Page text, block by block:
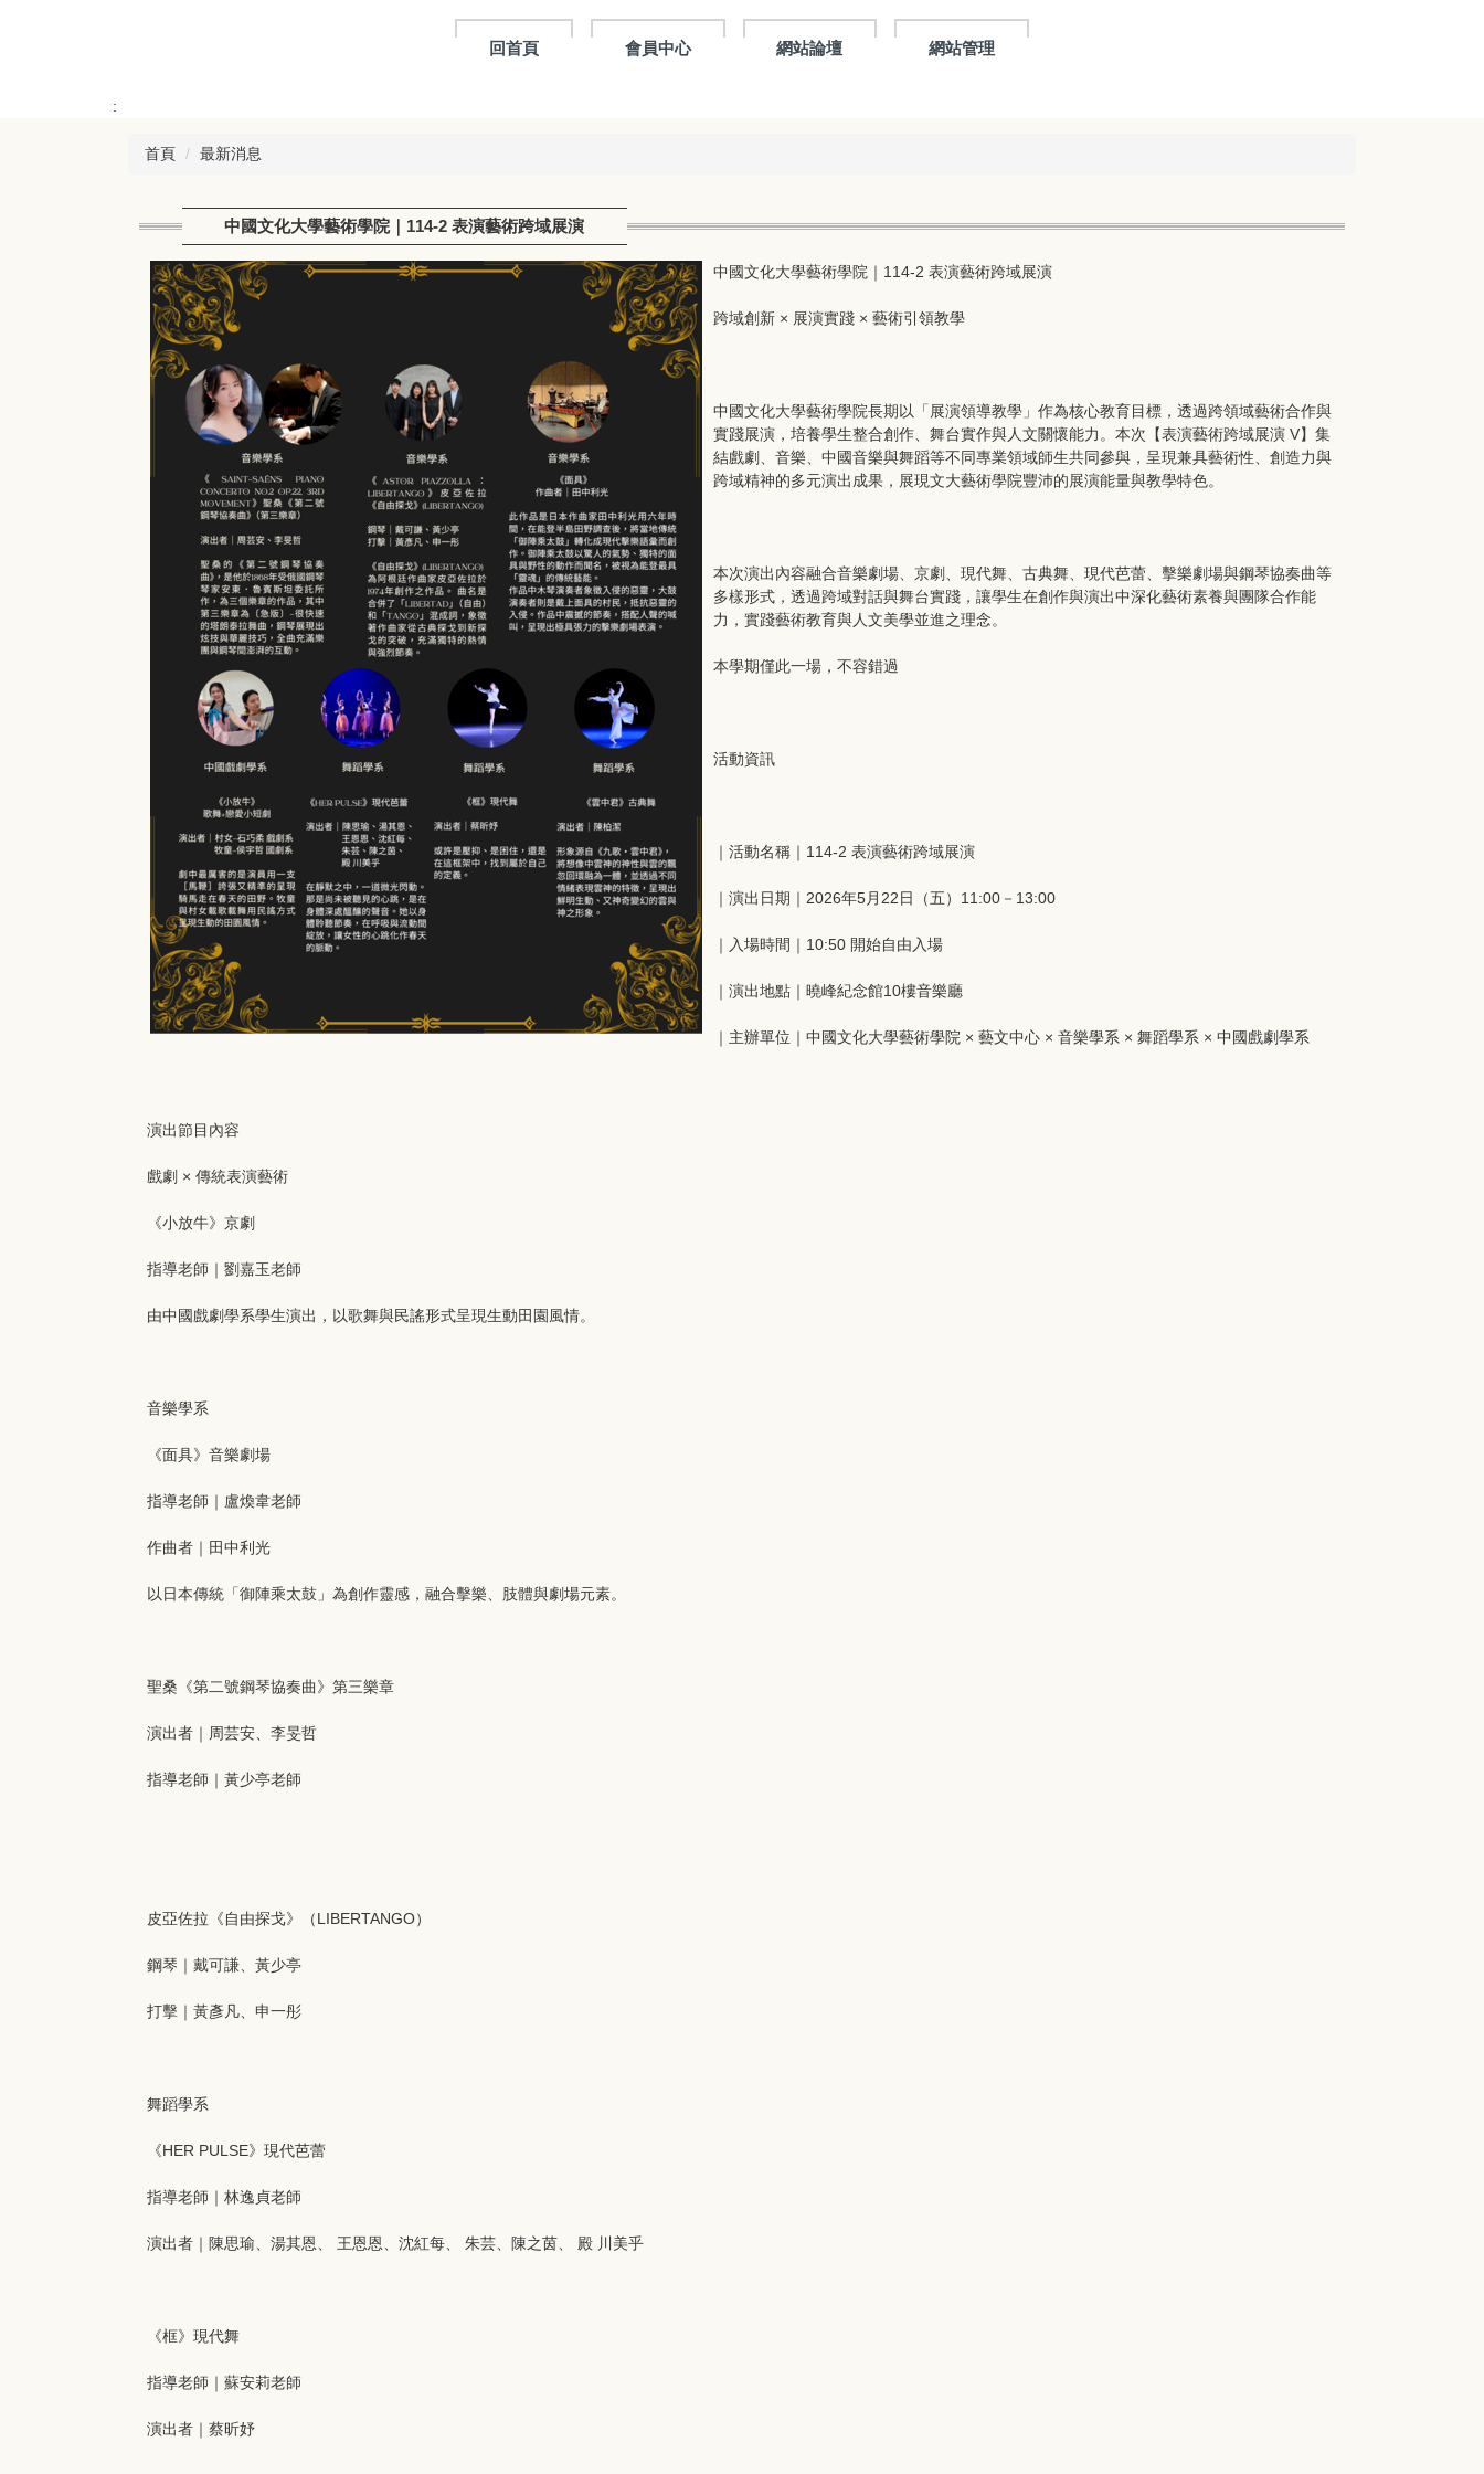
回首頁 會員中心 網站論壇 網站管理
:
首頁 最新消息
中國文化大學藝術學院｜114-2 表演藝術跨域展演
中國文化大學藝術學院｜114-2 表演藝術跨域展演
跨域創新 × 展演實踐 × 藝術引領教學
中國文化大學藝術學院長期以「展演領導教學」作為核心教育目標，透過跨領域藝術合作與
實踐展演，培養學生整合創作、舞台實作與人文關懷能力。本次【表演藝術跨域展演 V】集
結戲劇、音樂、中國音樂與舞蹈等不同專業領域師生共同參與，呈現兼具藝術性、創造力與
跨域精神的多元演出成果，展現文大藝術學院豐沛的展演能量與教學特色。
本次演出內容融合音樂劇場、京劇、現代舞、古典舞、現代芭蕾、擊樂劇場與鋼琴協奏曲等
多樣形式，透過跨域對話與舞台實踐，讓學生在創作與演出中深化藝術素養與團隊合作能
力，實踐藝術教育與人文美學並進之理念。
本學期僅此一場，不容錯過
活動資訊
｜活動名稱｜114-2 表演藝術跨域展演
｜演出日期｜2026年5月22日（五）11:00－13:00
｜入場時間｜10:50 開始自由入場
｜演出地點｜曉峰紀念館10樓音樂廳
｜主辦單位｜中國文化大學藝術學院 × 藝文中心 × 音樂學系 × 舞蹈學系 × 中國戲劇學系
演出節目內容
戲劇 × 傳統表演藝術
《小放牛》京劇
指導老師｜劉嘉玉老師
由中國戲劇學系學生演出，以歌舞與民謠形式呈現生動田園風情。
音樂學系
《面具》音樂劇場
指導老師｜盧煥韋老師
作曲者｜田中利光
以日本傳統「御陣乘太鼓」為創作靈感，融合擊樂、肢體與劇場元素。
聖桑《第二號鋼琴協奏曲》第三樂章
演出者｜周芸安、李旻哲
指導老師｜黃少亭老師
皮亞佐拉《自由探戈》（LIBERTANGO）
鋼琴｜戴可謙、黃少亭
打擊｜黃彥凡、申一彤
舞蹈學系
《HER PULSE》現代芭蕾
指導老師｜林逸貞老師
演出者｜陳思瑜、湯其恩、 王恩恩、沈紅每、 朱芸、陳之茵、 殿 川美乎
《框》現代舞
指導老師｜蘇安莉老師
演出者｜蔡昕妤